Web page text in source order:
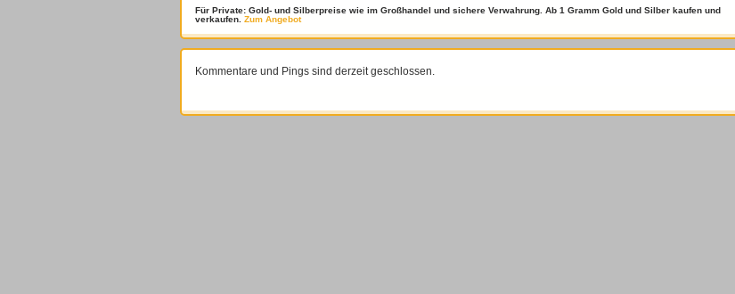
Für Private: Gold- und Silberpreise wie im Großhandel und sichere Verwahrung. Ab 1 Gramm Gold und Silber kaufen und
verkaufen. Zum Angebot
Kommentare und Pings sind derzeit geschlossen.